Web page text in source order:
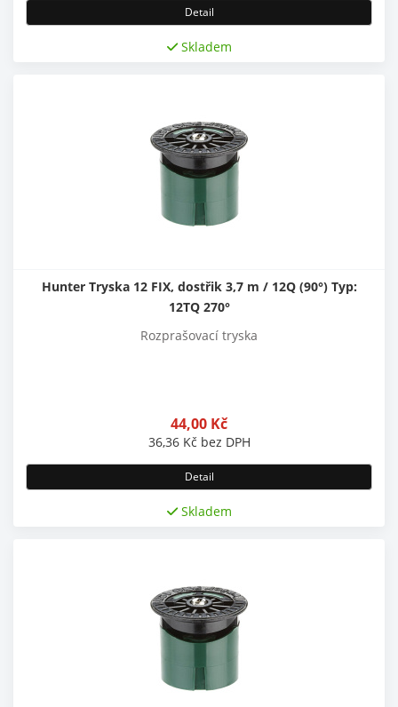
Detail
Skladem
Hunter Tryska 12 FIX, dostřik 3,7 m / 12Q (90°) Typ:
12TQ 270°
Rozprašovací tryska
44,00 Kč
36,36 Kč bez DPH
Detail
Skladem